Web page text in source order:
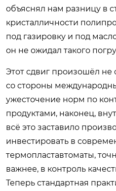
объяснял нам разницу в
кристалличности
под газировку и под
он не ожидал такого
Этот сдвиг произошёл не
со стороны
ужесточение норм по
продуктами, наконец,
всё это заставило
инвестировать в
термопластавтоматы,
важнее, в контроль
Теперь стандартная